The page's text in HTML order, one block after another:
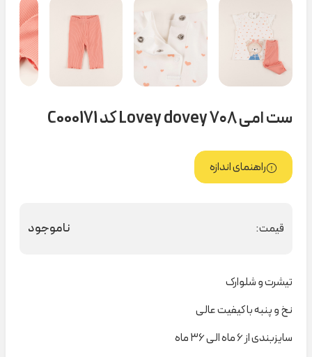
ست امی ۷۰۸ Lovey dovey کد C000171
راهنمای اندازه
قیمت: ناموجود
تیشرت و شلوارک
نخ و پنبه با کیفیت عالی
سایزبندی از ۶ ماه الی ۳۶ ماه